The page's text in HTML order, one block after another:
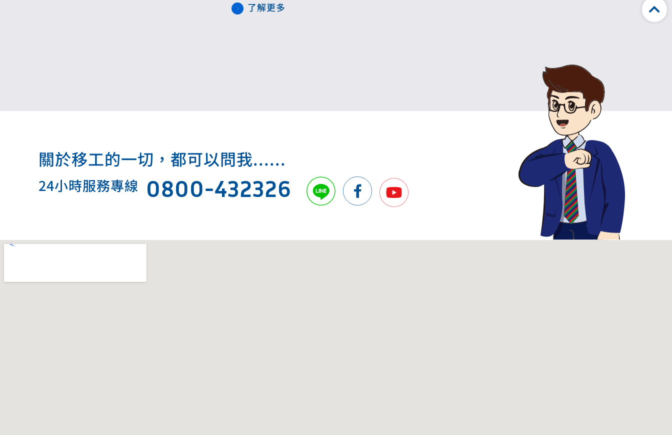
是以公益團體擔任雇主，該計畫的勞工將適用勞
了解更多
關於移工的一切，都可以問我......
24小時服務專線 0800-432326